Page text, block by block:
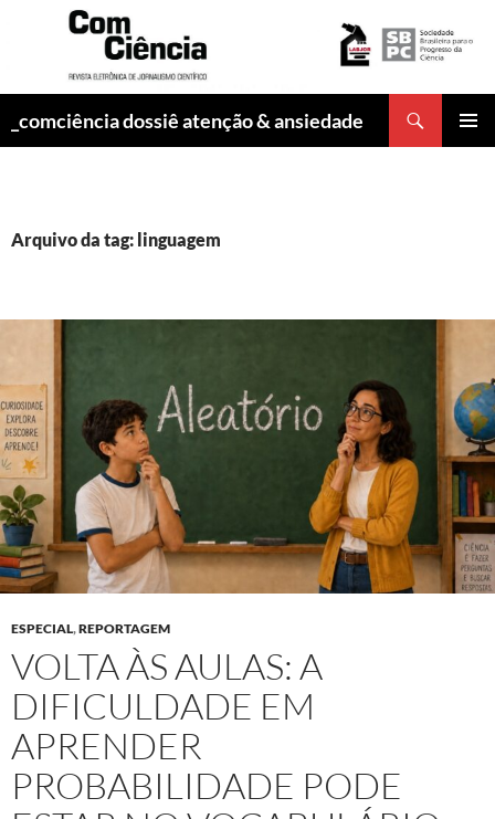
_comciência dossiê atenção & ansiedade
Arquivo da tag: linguagem
ESPECIAL,REPORTAGEM
VOLTA ÀS AULAS: A
DIFICULDADE EM
APRENDER
PROBABILIDADE PODE